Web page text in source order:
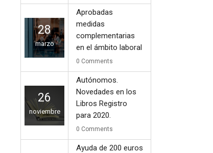
28
marzo
Aprobadas
medidas
complementarias
en el ámbito laboral
0 Comments
26
noviembre
Autónomos.
Novedades en los
Libros Registro
para 2020.
0 Comments
Ayuda de 200 euros